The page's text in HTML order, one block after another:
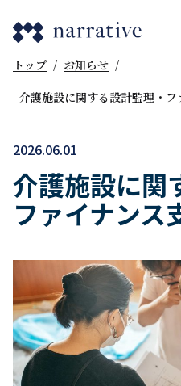
トップ / お知らせ /
介護施設に関する設計監理・フ
2026.06.01
介護施設に関
ファイナンス